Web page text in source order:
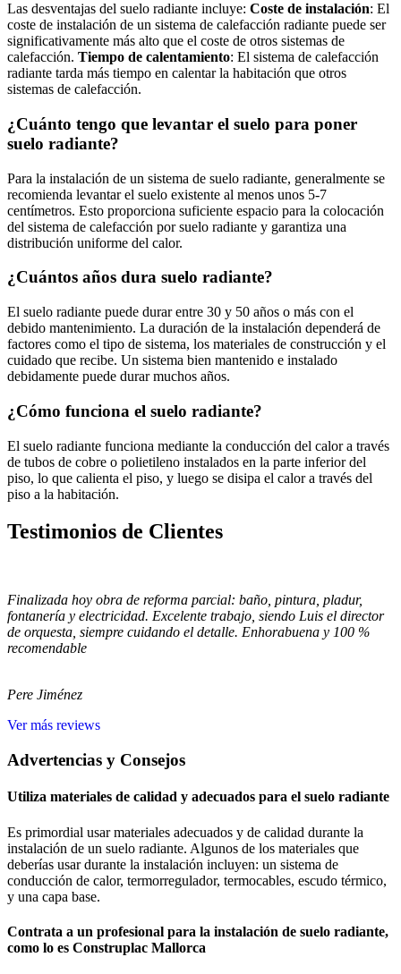
Las desventajas del suelo radiante incluye: Coste de instalación: El
coste de instalación de un sistema de calefacción radiante puede ser
significativamente más alto que el coste de otros sistemas de
calefacción. Tiempo de calentamiento: El sistema de calefacción
radiante tarda más tiempo en calentar la habitación que otros
sistemas de calefacción.
¿Cuánto tengo que levantar el suelo para poner
suelo radiante?
Para la instalación de un sistema de suelo radiante, generalmente se
recomienda levantar el suelo existente al menos unos 5-7
centímetros. Esto proporciona suficiente espacio para la colocación
del sistema de calefacción por suelo radiante y garantiza una
distribución uniforme del calor.
¿Cuántos años dura suelo radiante?
El suelo radiante puede durar entre 30 y 50 años o más con el
debido mantenimiento. La duración de la instalación dependerá de
factores como el tipo de sistema, los materiales de construcción y el
cuidado que recibe. Un sistema bien mantenido e instalado
debidamente puede durar muchos años.
¿Cómo funciona el suelo radiante?
El suelo radiante funciona mediante la conducción del calor a través
de tubos de cobre o polietileno instalados en la parte inferior del
piso, lo que calienta el piso, y luego se disipa el calor a través del
piso a la habitación.
Testimonios de Clientes
Finalizada hoy obra de reforma parcial: baño, pintura, pladur,
fontanería y electricidad. Excelente trabajo, siendo Luis el director
de orquesta, siempre cuidando el detalle. Enhorabuena y 100 %
recomendable
Pere Jiménez
Ver más reviews
Advertencias y Consejos
Utiliza materiales de calidad y adecuados para el suelo radiante
Es primordial usar materiales adecuados y de calidad durante la
instalación de un suelo radiante. Algunos de los materiales que
deberías usar durante la instalación incluyen: un sistema de
conducción de calor, termorregulador, termocables, escudo térmico,
y una capa base.
Contrata a un profesional para la instalación de suelo radiante,
como lo es Construplac Mallorca